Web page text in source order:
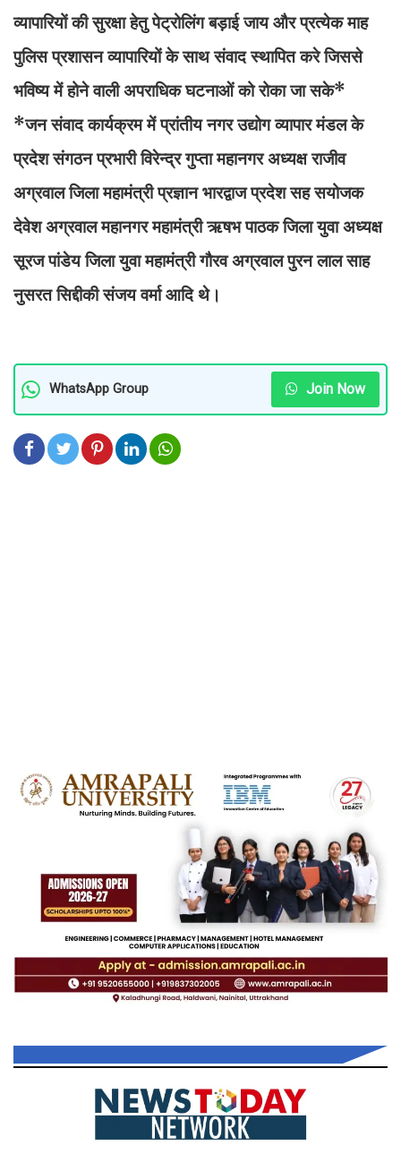
व्यापारियों की सुरक्षा हेतु पेट्रोलिंग बड़ाई जाय और प्रत्येक माह
पुलिस प्रशासन व्यापारियों के साथ संवाद स्थापित करे जिससे
भविष्य में होने वाली अपराधिक घटनाओं को रोका जा सके*
*जन संवाद कार्यक्रम में प्रांतीय नगर उद्योग व्यापार मंडल के
प्रदेश संगठन प्रभारी विरेन्द्र गुप्ता महानगर अध्यक्ष राजीव
अग्रवाल जिला महामंत्री प्रज्ञान भारद्वाज प्रदेश सह सयोजक
देवेश अग्रवाल महानगर महामंत्री ऋषभ पाठक जिला युवा अध्यक्ष
सूरज पांडेय जिला युवा महामंत्री गौरव अग्रवाल पुरन लाल साह
नुसरत सिद्दीकी संजय वर्मा आदि थे।
WhatsApp Group Join Now